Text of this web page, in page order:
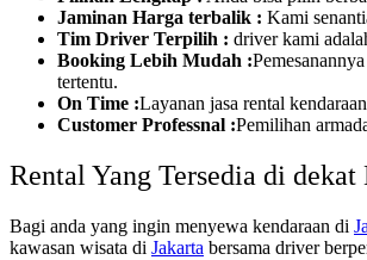
Jaminan Harga terbalik : Kami
Tim Driver Terpilih : driver kami
Booking Lebih Mudah :
tertentu.
On Time :Layanan jasa rental
Customer Professnal :Pemilihan
Rental Yang Tersedia di
Bagi anda yang ingin menyewa kendaraan di
kawasan wisata di Jakarta bersama driver